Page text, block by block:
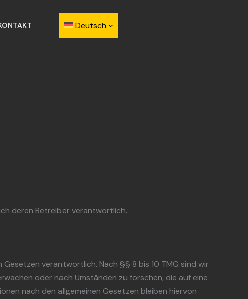
Deutsch
deren Betreiber verantwortlich.
verantwortlich. Nach §§ 8 bis 10 TMG sind wir
oder nach Umständen zu forschen, die auf eine
nach den allgemeinen Gesetzen bleiben hiervon